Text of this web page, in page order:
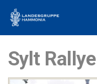
Sylt